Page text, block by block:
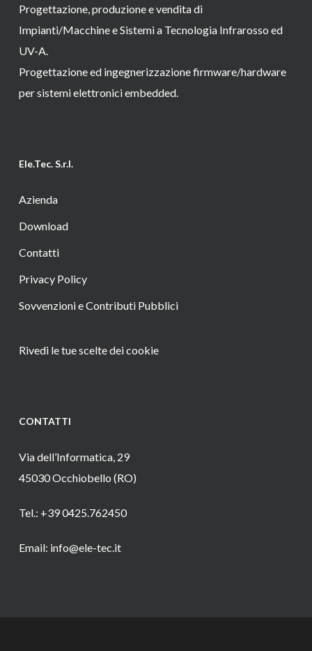
Progettazione, produzione e vendita di
Impianti/Macchine e Sistemi a Tecnologia Infrarosso ed
UV-A.
Progettazione ed ingegnerizzazione firmware/hardware
per sistemi elettronici embedded.
Ele.Tec. S.r.l.
Azienda
Download
Contatti
Privacy Policy
Sovvenzioni e Contributi Pubblici
Rivedi le tue scelte dei cookie
CONTATTI
Via dell’Informatica, 29
45030 Occhiobello (RO)
Tel.: +39 0425.762450
Email: info@ele-tec.it